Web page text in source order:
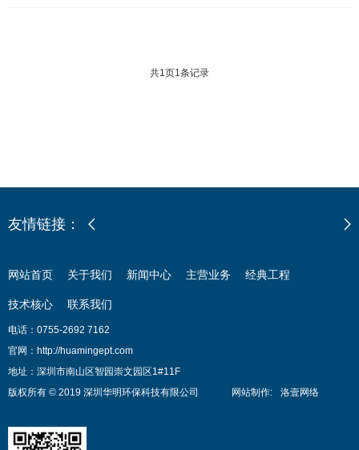
共1页1条记录
友情链接：
网站首页 关于我们 新闻中心 主营业务 经典工程
技术核心 联系我们
电话：0755-2692 7162
官网：http://huamingept.com
地址：深圳市南山区智园崇文园区1#11F
版权所有 © 2019 深圳华明环保科技有限公司
网站制作: 洛壹网络